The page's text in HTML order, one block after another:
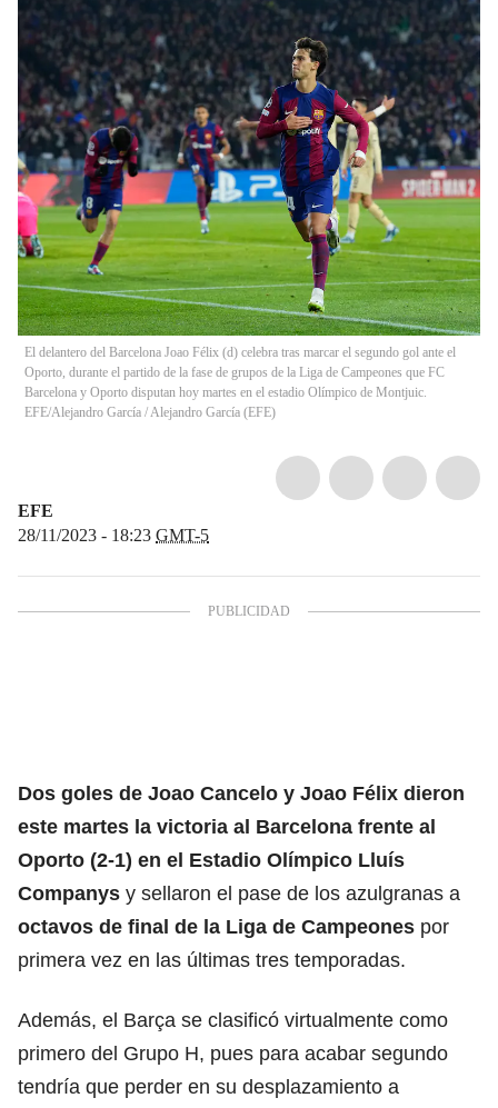
El delantero del Barcelona Joao Félix (d) celebra tras marcar el segundo gol ante el
Oporto, durante el partido de la fase de grupos de la Liga de Campeones que FC
Barcelona y Oporto disputan hoy martes en el estadio Olímpico de Montjuic.
EFE/Alejandro García /Alejandro García (EFE)
EFE
28/11/2023 - 18:23 GMT-5
Dos goles de Joao Cancelo y Joao Félix dieron
este martes la victoria al Barcelona frente al
Oporto (2-1) en el Estadio Olímpico Lluís
Companys y sellaron el pase de los azulgranas a
octavos de final de la Liga de Campeones por
primera vez en las últimas tres temporadas.
Además, el Barça se clasificó virtualmente como
primero del Grupo H, pues para acabar segundo
tendría que perder en su desplazamiento a